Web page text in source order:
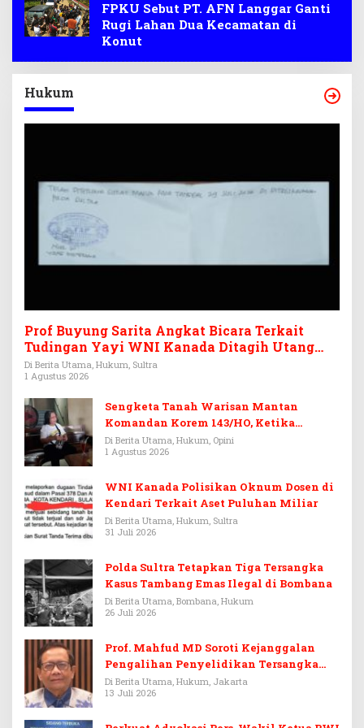
FPKU Sebut PT. AFN Langgar Ganti
Rugi Lahan Dua Kecamatan di
Konut
Hukum
Prof Buyung Sarita Angkat Bicara Terkait
Tudingan Yayi WNI Kanada Ditagih Utang
Rp3,6 Miliar
Di Berita Utama, Hukum, Sultra
1 Agustus 2026
Sengketa Tanah Warisan Mantan
Komandan Korem 143/HO, Ketika
Warisan Menjadi Arena Pemerasan
Di Berita Utama, Hukum, Opini
1 Agustus 2026
WNI Kanada Polisikan Oknum Dosen di
Kendari Terkait Aset Puluhan Miliar
Di Berita Utama, Hukum, Sultra
31 Juli 2026
Polda Sultra Tetapkan Tiga Tersangka
Kasus Tambang Emas Ilegal di Bombana
Di Berita Utama, Bombana, Hukum
26 Juli 2026
Prof. Mahfud MD Soroti Kejanggalan
Pengalihan Penyelidikan Tersangka
Febrie Adriansyah
Di Berita Utama, Hukum, Jakarta
13 Juli 2026